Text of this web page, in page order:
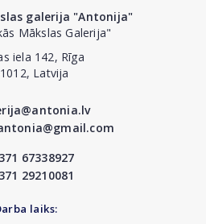
galerija "Antonija"
Mākslas Galerija"
iela 142, Rīga
Latvija
67338927
29210081
laiks: